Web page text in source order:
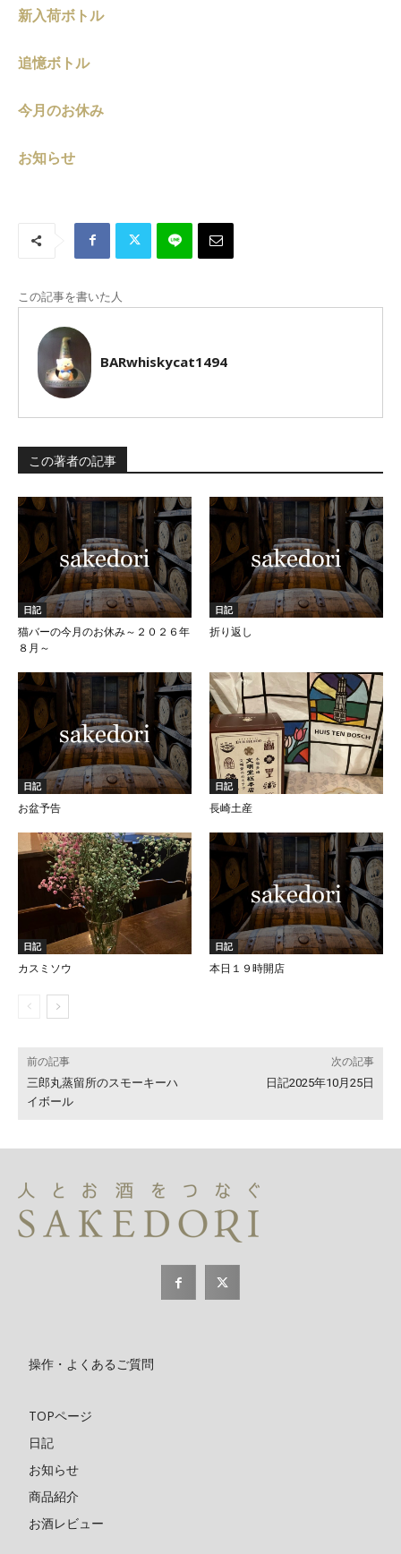
新入荷ボトル
追憶ボトル
今月のお休み
お知らせ
この記事を書いた人
BARwhiskycat1494
この著者の記事
日記
猫バーの今月のお休み～２０２６年
８月～
日記
折り返し
日記
お盆予告
日記
長崎土産
日記
カスミソウ
日記
本日１９時開店
前の記事
三郎丸蒸留所のスモーキーハ
イボール
次の記事
日記2025年10月25日
操作・よくあるご質問
TOPページ
日記
お知らせ
商品紹介
お酒レビュー